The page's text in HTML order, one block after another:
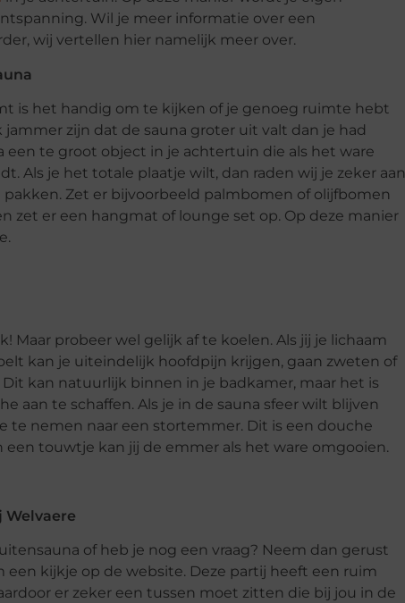
Wil je meer informatie over een
wij vertellen hier namelijk meer over.
is het handig om te kijken of je genoeg ruimte hebt
zijn dat de sauna groter uit valt dan je had
een te groot object in je achtertuin die als het ware
Als je het totale plaatje wilt, dan raden wij je zeker aan
Zet er bijvoorbeeld palmbomen of olijfbomen
zet er een hangmat of lounge set op. Op deze manier
Maar probeer wel gelijk af te koelen. Als jij je lichaam
kan je uiteindelijk hoofdpijn krijgen, gaan zweten of
kan natuurlijk binnen in je badkamer, maar het is
aan te schaffen. Als je in de sauna sfeer wilt blijven
te nemen naar een stortemmer. Dit is een douche
een touwtje kan jij de emmer als het ware omgooien.
Welvaere
of heb je nog een vraag? Neem dan gerust
kijkje op de website. Deze partij heeft een ruim
er zeker een tussen moet zitten die bij jou in de